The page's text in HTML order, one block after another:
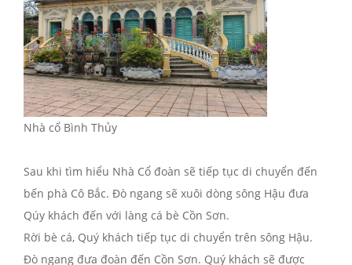
Nhà cổ Bình Thủy
Sau khi tìm hiểu Nhà Cổ đoàn sẽ tiếp tục di chuyển đến
bến phà Cô Bắc. Đò ngang sẽ xuôi dòng sông Hậu đưa
Qúy khách đến với làng cá bè Cồn Sơn.
Rời bè cá, Quý khách tiếp tục di chuyển trên sông Hậu.
Đò ngang đưa đoàn đến Cồn Sơn. Quý khách sẽ được